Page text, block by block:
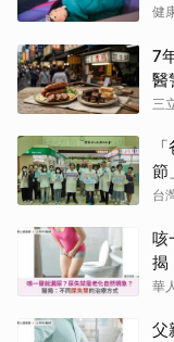
健
7
醫
三
節
台
咳
揭
華
父